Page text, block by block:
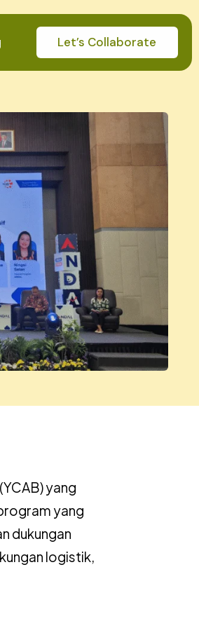
Let’s Collaborate
yang
yang
dukungan
logistik,